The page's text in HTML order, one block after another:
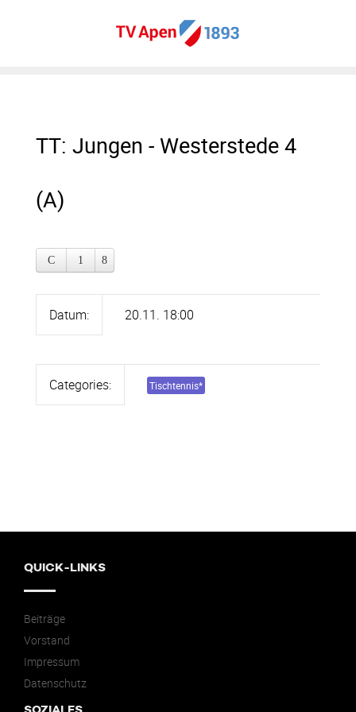
TT: Jungen - Westerstede 4
(A)
Datum: 20.11. 18:00
Categories: Tischtennis*
QUICK-LINKS
Beiträge
Vorstand
Impressum
Datenschutz